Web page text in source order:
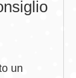
un